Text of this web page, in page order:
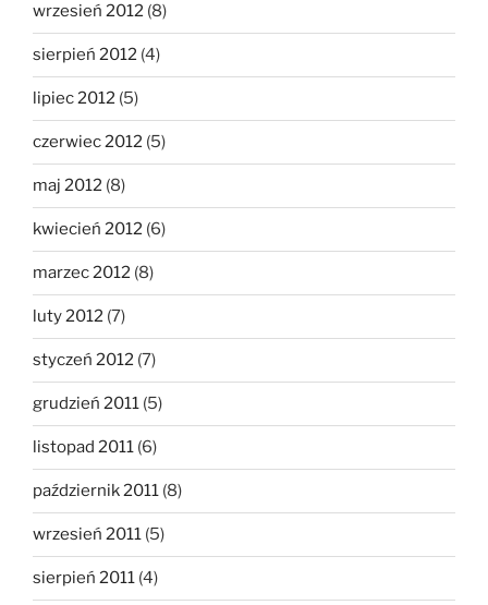
wrzesień 2012 (8)
sierpień 2012 (4)
lipiec 2012 (5)
czerwiec 2012 (5)
maj 2012 (8)
kwiecień 2012 (6)
marzec 2012 (8)
luty 2012 (7)
styczeń 2012 (7)
grudzień 2011 (5)
listopad 2011 (6)
październik 2011 (8)
wrzesień 2011 (5)
sierpień 2011 (4)